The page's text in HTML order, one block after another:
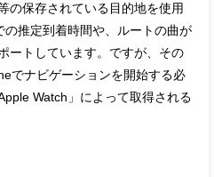
の保存されている目的地を使用
推定到着時間や、ルートの曲が
ートしています。ですが、その
でナビゲーションを開始する必
Watch」によって取得される